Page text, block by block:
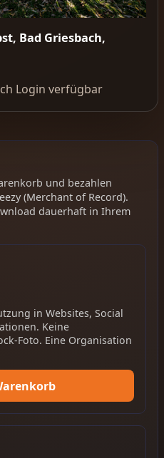
Bad Griesbach,
Login verfügbar
und bezahlen
(Merchant of Record).
dauerhaft in Ihrem
in Websites, Social
Keine
Foto. Eine Organisation